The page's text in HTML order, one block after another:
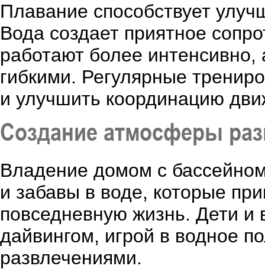
Плавание способствует
Вода создает приятное
работают более интенсивно,
гибкими. Регулярные
и улучшить координацию
Создание атмосферы
Владение домом с
и забавы в воде, которые
повседневную жизнь. Дети и
дайвингом, игрой в водное
развлечениями.